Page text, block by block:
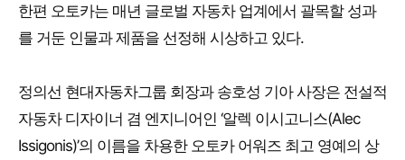
한편 오토카는 매년 글로벌 자동차 업계에서 괄목할 성과
를 거둔 인물과 제품을 선정해 시상하고 있다.
정의선 현대자동차그룹 회장과 송호성 기아 사장은 전설적
자동차 디자이너 겸 엔지니어인 ‘알렉 이시고니스(Alec
Issigonis)’의 이름을 차용한 오토카 어워즈 최고 영예의 상